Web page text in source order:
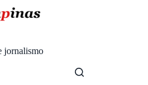
jornalismo